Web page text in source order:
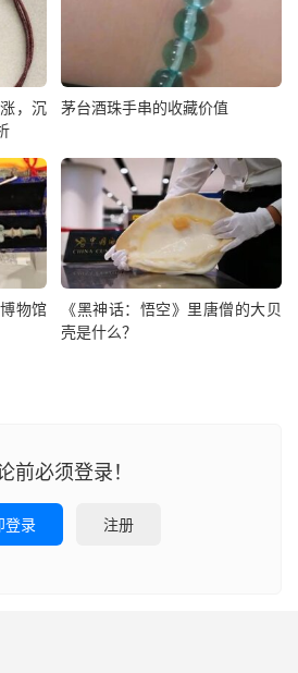
，沉
茅台酒珠手串的收藏价值
物馆
《黑神话：悟空》里唐僧的大贝
壳是什么？
前必须登录！
登录 注册